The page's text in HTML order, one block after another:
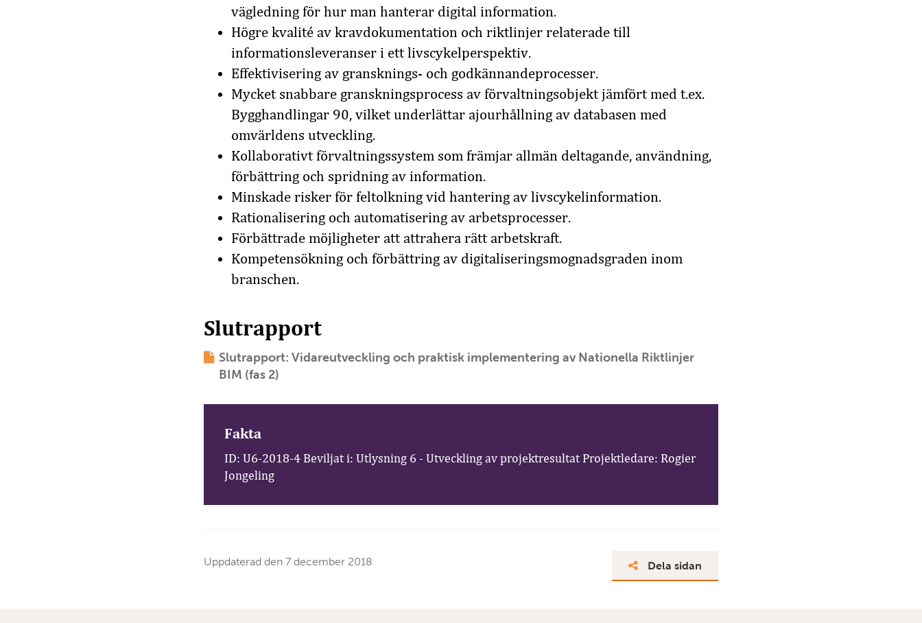
vägledning för hur man hanterar digital information.
Högre kvalité av kravdokumentation och riktlinjer relaterade till
informationsleveranser i ett livscykelperspektiv.
Effektivisering av gransknings- och godkännandeprocesser.
Mycket snabbare granskningsprocess av förvaltningsobjekt jämfört med t.ex.
Bygghandlingar 90, vilket underlättar ajourhållning av databasen med
omvärldens utveckling.
Kollaborativt förvaltningssystem som främjar allmän deltagande, användning,
förbättring och spridning av information.
Minskade risker för feltolkning vid hantering av livscykelinformation.
Rationalisering och automatisering av arbetsprocesser.
Förbättrade möjligheter att attrahera rätt arbetskraft.
Kompetensökning och förbättring av digitaliseringsmognadsgraden inom
branschen.
Slutrapport
Slutrapport: Vidareutveckling och praktisk implementering av Nationella Riktlinjer
BIM (fas 2)
Fakta
ID: U6-2018-4 Beviljat i: Utlysning 6 - Utveckling av projektresultat Projektledare: Rogier
Jongeling
Uppdaterad den 7 december 2018 Dela sidan